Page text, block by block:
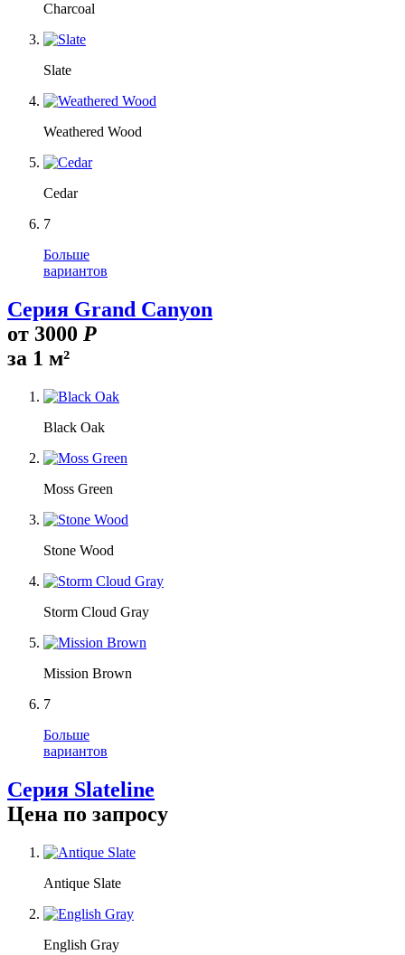
Charcoal
Slate
Weathered Wood
Cedar
7
Больше
вариантов
Серия Grand Canyon
от 3000 Р
за 1 м²
Black Oak
Moss Green
Stone Wood
Storm Cloud Gray
Mission Brown
7
Больше
вариантов
Серия Slateline
Цена по запросу
Antique Slate
English Gray